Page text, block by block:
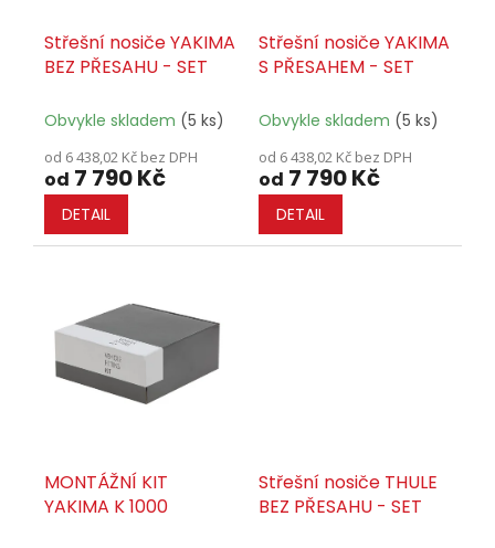
u
ů
Střešní nosiče YAKIMA
BEZ PŘESAHU - SET
Obvykle skladem (5 ks)
od 6 438,02 Kč bez DPH
od 7 790 Kč
DETAIL
Střešní nosiče YAKIMA
S PŘESAHEM - SET
Obvykle skladem (5 ks)
od 6 438,02 Kč bez DPH
od 7 790 Kč
DETAIL
MONTÁŽNÍ KIT
YAKIMA K 1000
Střešní nosiče THULE
BEZ PŘESAHU - SET